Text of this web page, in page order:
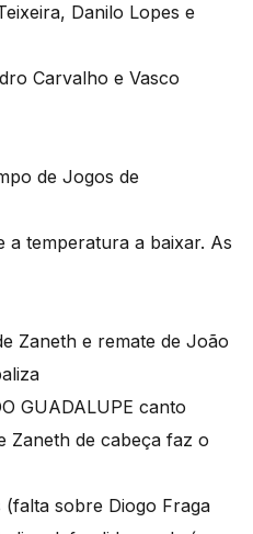
Danilo Lopes e
Carvalho e Vasco
de Jogos de
a temperatura a baixar. As
Zaneth e remate de João
GUADALUPE canto
Zaneth de cabeça faz o
(falta sobre Diogo Fraga